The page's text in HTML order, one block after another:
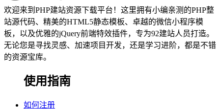
欢迎来到PHP建站资源下载平台！这里拥有小编亲测的PHP整
站源代码、精美的HTML5静态模板、卓越的微信小程序模
板，以及优雅的jQuery前端特效插件，专为92建站人员打造。
无论您是寻找灵感、加速项目开发，还是学习进阶，都是不错
的资源宝库。
使用指南
如何注册